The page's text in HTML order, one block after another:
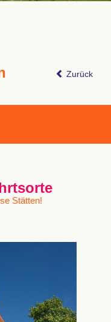
Zurück
Stätten!